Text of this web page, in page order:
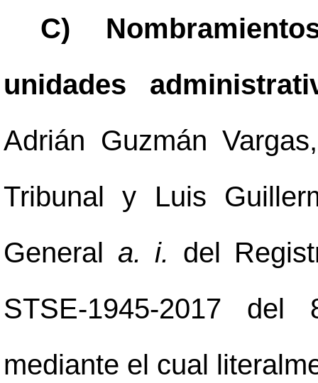
C)
unidades
Adrián Guzmán
Tribunal y Luis
General a. i. del
STSE-1945-2017
mediante el cual